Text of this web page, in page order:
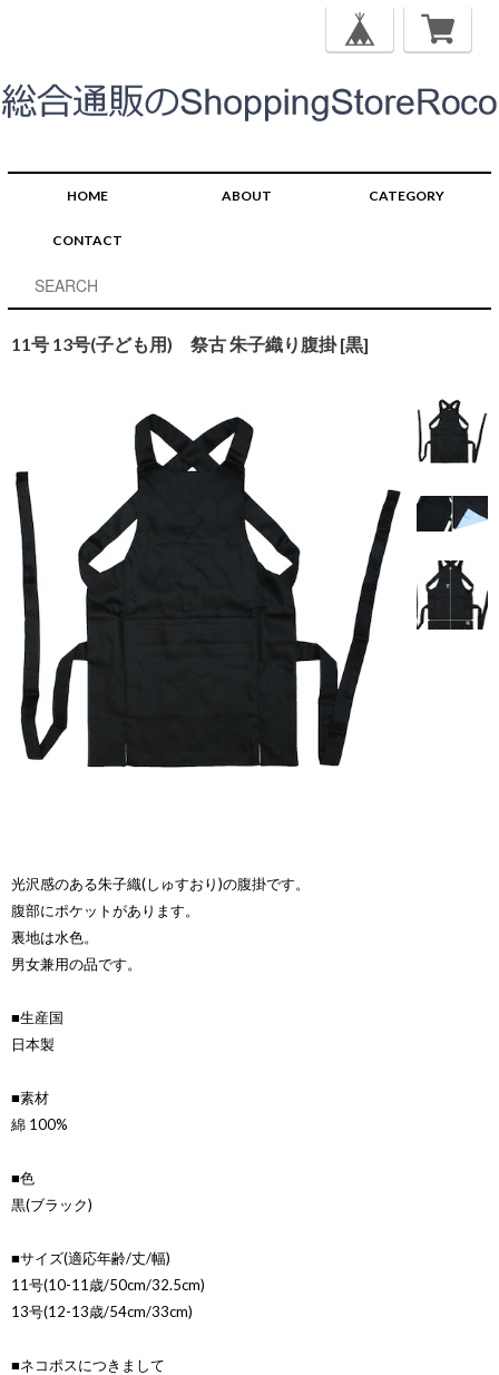
HOME ABOUT CATEGORY
CONTACT
11号 13号(子ども用) 祭古 朱子織り腹掛 [黒]
光沢感のある朱子織(しゅすおり)の腹掛です。
腹部にポケットがあります。
裏地は水色。
男女兼用の品です。
■生産国
日本製
■素材
綿 100%
■色
黒(ブラック)
■サイズ(適応年齢/丈/幅)
11号(10-11歳/50cm/32.5cm)
13号(12-13歳/54cm/33cm)
■ネコポスにつきまして